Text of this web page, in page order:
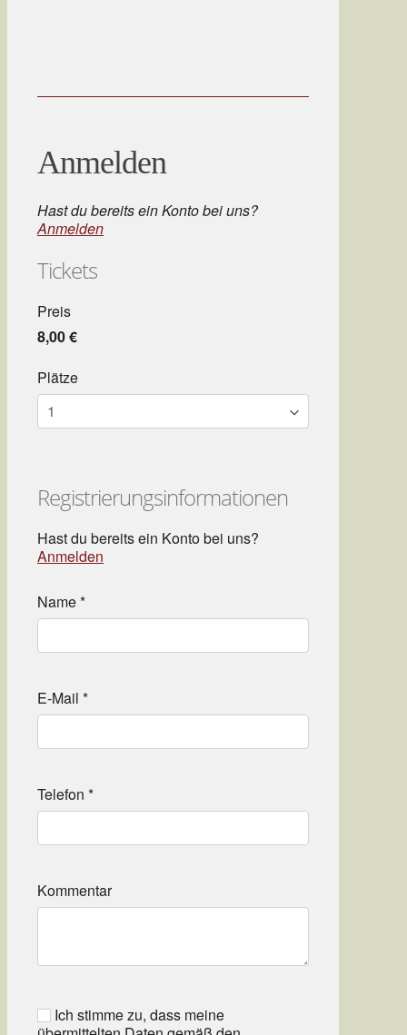
Anmelden
Hast du bereits ein Konto bei uns?
Anmelden
Tickets
Preis
8,00 €
Plätze
Registrierungsinformationen
Hast du bereits ein Konto bei uns?
Anmelden
Name*
E-Mail *
Telefon *
Kommentar
Ich stimme zu, dass meine